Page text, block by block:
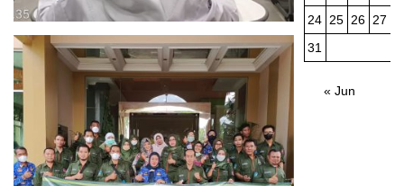
24 25 26 27
31
« Jun